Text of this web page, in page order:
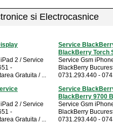
si Electrocasnice
2 / Service
-
Gratuita / ...
Service
BlackBerry Torch
Service Gsm
BlackBerry
0731.293.440 -
2 / Service
-
Gratuita / ...
Service
BlackBerry 9700
Service Gsm
BlackBerry
0731.293.440 -